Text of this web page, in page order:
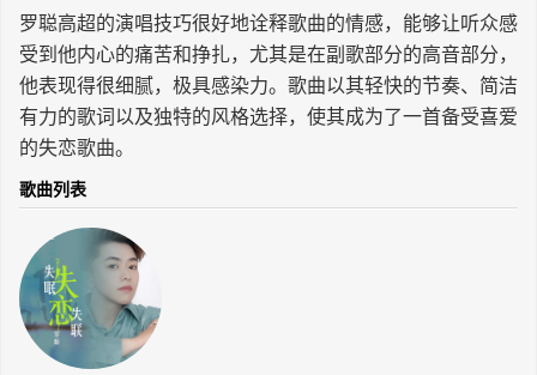
罗聪高超的演唱技巧很好地诠释歌曲的情感，能够让听众感
受到他内心的痛苦和挣扎，尤其是在副歌部分的高音部分，
他表现得很细腻，极具感染力。歌曲以其轻快的节奏、简洁
有力的歌词以及独特的风格选择，使其成为了一首备受喜爱
的失恋歌曲。
歌曲列表